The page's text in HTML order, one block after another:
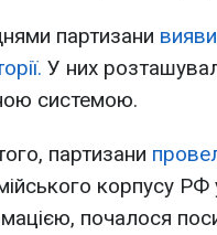
партизани
У них
системою.
партизани
корпусу
почалося